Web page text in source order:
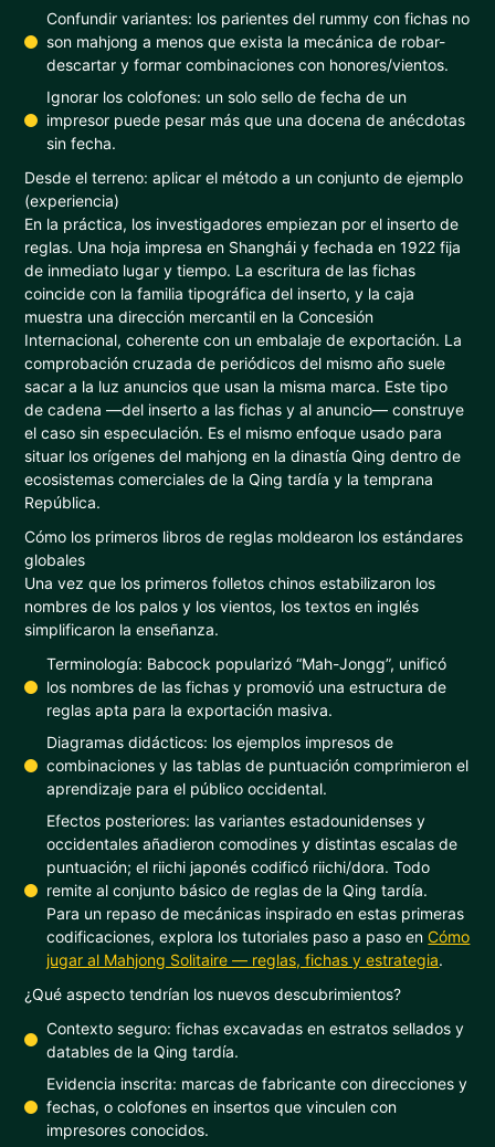
Confundir variantes: los parientes del rummy con fichas no
son mahjong a menos que exista la mecánica de robar-
descartar y formar combinaciones con honores/vientos.
Ignorar los colofones: un solo sello de fecha de un
impresor puede pesar más que una docena de anécdotas
sin fecha.
Desde el terreno: aplicar el método a un conjunto de ejemplo
(experiencia)
En la práctica, los investigadores empiezan por el inserto de
reglas. Una hoja impresa en Shanghái y fechada en 1922 fija
de inmediato lugar y tiempo. La escritura de las fichas
coincide con la familia tipográfica del inserto, y la caja
muestra una dirección mercantil en la Concesión
Internacional, coherente con un embalaje de exportación. La
comprobación cruzada de periódicos del mismo año suele
sacar a la luz anuncios que usan la misma marca. Este tipo
de cadena —del inserto a las fichas y al anuncio— construye
el caso sin especulación. Es el mismo enfoque usado para
situar los orígenes del mahjong en la dinastía Qing dentro de
ecosistemas comerciales de la Qing tardía y la temprana
República.
Cómo los primeros libros de reglas moldearon los estándares
globales
Una vez que los primeros folletos chinos estabilizaron los
nombres de los palos y los vientos, los textos en inglés
simplificaron la enseñanza.
Terminología: Babcock popularizó “Mah-Jongg”, unificó
los nombres de las fichas y promovió una estructura de
reglas apta para la exportación masiva.
Diagramas didácticos: los ejemplos impresos de
combinaciones y las tablas de puntuación comprimieron el
aprendizaje para el público occidental.
Efectos posteriores: las variantes estadounidenses y
occidentales añadieron comodines y distintas escalas de
puntuación; el riichi japonés codificó riichi/dora. Todo
remite al conjunto básico de reglas de la Qing tardía.
Para un repaso de mecánicas inspirado en estas primeras
codificaciones, explora los tutoriales paso a paso enCómo
jugar al Mahjong Solitaire — reglas, fichas y estrategia.
¿Qué aspecto tendrían los nuevos descubrimientos?
Contexto seguro: fichas excavadas en estratos sellados y
datables de la Qing tardía.
Evidencia inscrita: marcas de fabricante con direcciones y
fechas, o colofones en insertos que vinculen con
impresores conocidos.